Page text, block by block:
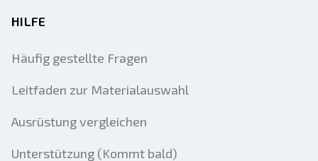
HILFE
Häufig gestellte Fragen
Leitfaden zur Materialauswahl
Ausrüstung vergleichen
Unterstützung (Kommt bald)